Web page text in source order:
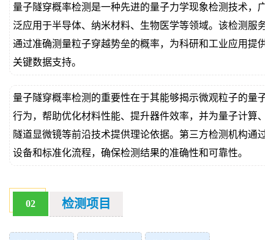
量子隧穿概率检测是一种先进的量子力学现象检测技术，广
泛应用于半导体、纳米材料、生物医学等领域。该检测服务
通过准确测量粒子穿越势垒的概率，为科研和工业应用提供
关键数据支持。
量子隧穿概率检测的重要性在于其能够揭示微观粒子的量子
行为，帮助优化材料性能、提升器件效率，并为量子计算、
隧道显微镜等前沿技术提供理论依据。第三方检测机构通过
设备和标准化流程，确保检测结果的准确性和可靠性。
02 检测项目
价
真
伪
询